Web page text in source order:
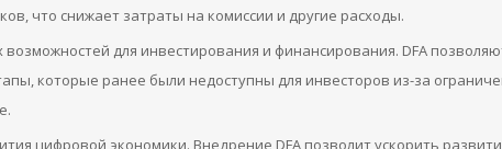
что снижает затраты на комиссии и другие расходы.
для инвестирования и финансирования. DFA
которые ранее были недоступны для инвесторов из-за
цифровой экономики. Внедрение DFA позволит ускорить